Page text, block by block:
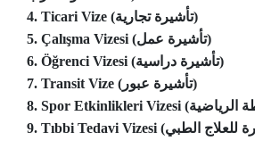
4. Ticari Vize (تأشيرة تجارية)
5. Çalışma Vizesi (تأشيرة عمل)
6. Öğrenci Vizesi (تأشيرة دراسية)
7. Transit Vize (تأشيرة عبور)